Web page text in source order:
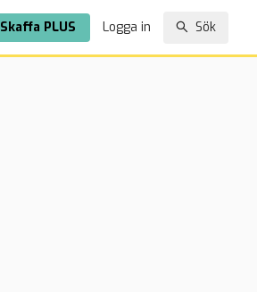
Skaffa PLUS Logga in Sök